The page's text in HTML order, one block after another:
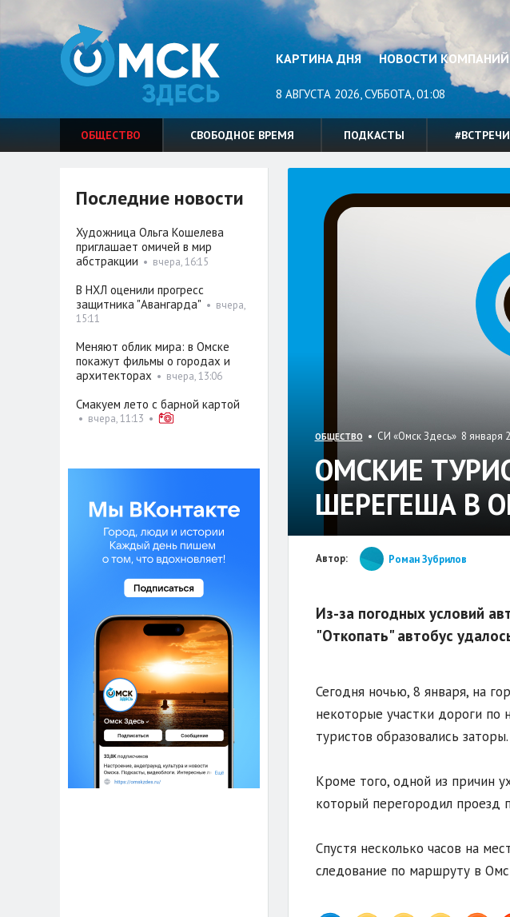
КАРТИНА ДНЯ НОВОСТИ КОМПАНИЙ
8 АВГУСТА 2026, СУББОТА, 01:08
ОБЩЕСТВО СВОБОДНОЕ ВРЕМЯ ПОДКАСТЫ
ОБЩЕСТВО • СИ «Омск Здесь» 8 января
ОМСКИЕ
ШЕРЕГЕША В
Автор: Роман Зубрилов
Из-за погодных условий
"Откопать" автобус
Сегодня ночью, 8 января, на
некоторые участки дороги по
туристов образовались заторы.
Кроме того, одной из причин
который перегородил проезд
Спустя несколько часов на
следование по маршруту в
Последние новости
Художница Ольга Кошелева
приглашает омичей в мир
абстракции • вчера, 16:15
В НХЛ оценили прогресс
защитника "Авангарда" • вчера,
15:11
Меняют облик мира: в Омске
покажут фильмы о городах и
архитекторах • вчера, 13:06
Смакуем лето с барной картой
• вчера, 11:13 •